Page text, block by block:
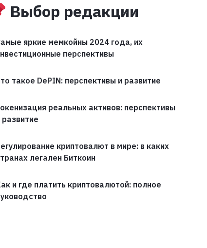
Выбор редакции
яркие мемкойны 2024 года, их
перспективы
такое DePIN: перспективы и развитие
реальных активов: перспективы
развитие
криптовалют в мире: в каких
легален Биткоин
и где платить криптовалютой: полное